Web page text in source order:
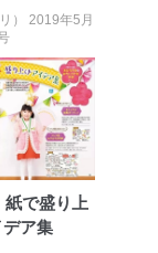
贈り物
） 2019年5月
紙で盛り上
ア集